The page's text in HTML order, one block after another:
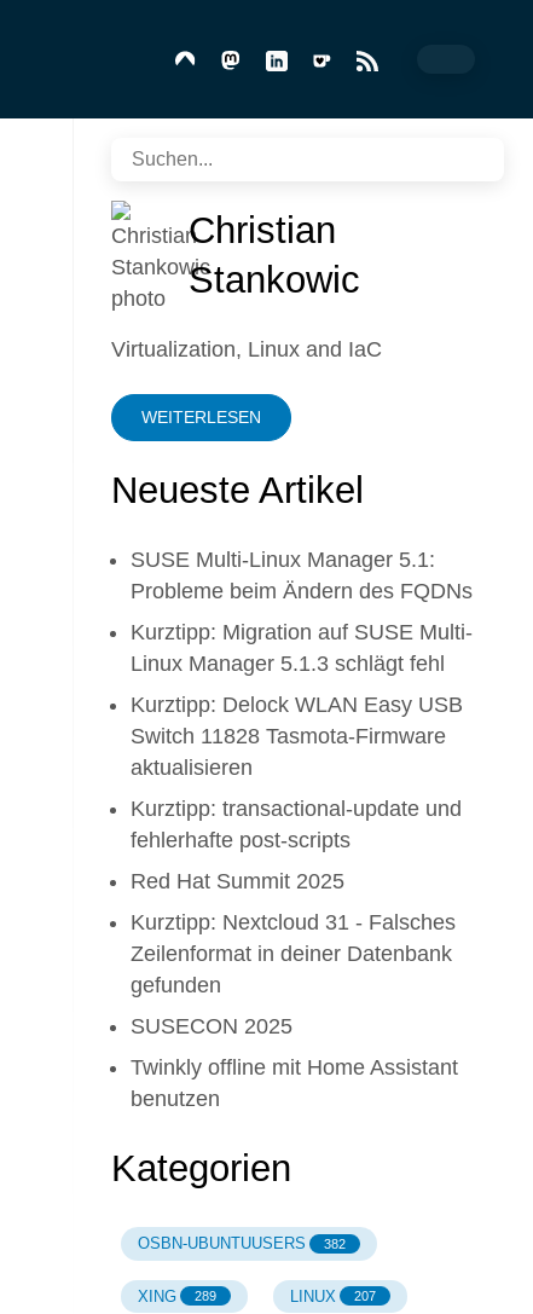
Christian
Stankowic
Virtualization, Linux and IaC
WEITERLESEN
Neueste Artikel
SUSE Multi-Linux Manager 5.1:
Probleme beim Ändern des FQDNs
Kurztipp: Migration auf SUSE Multi-
Linux Manager 5.1.3 schlägt fehl
Kurztipp: Delock WLAN Easy USB
Switch 11828 Tasmota-Firmware
aktualisieren
Kurztipp: transactional-update und
fehlerhafte post-scripts
Red Hat Summit 2025
Kurztipp: Nextcloud 31 - Falsches
Zeilenformat in deiner Datenbank
gefunden
SUSECON 2025
Twinkly offline mit Home Assistant
benutzen
Kategorien
OSBN-UBUNTUUSERS 382
XING 289 LINUX 207